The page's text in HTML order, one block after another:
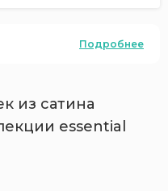
Подробнее
из сатина
essential